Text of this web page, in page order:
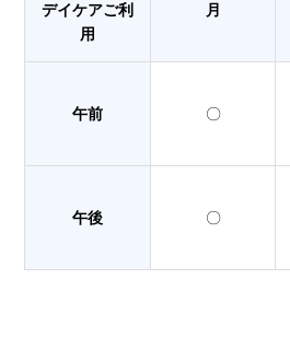
デイケアご利
用
月
午前 〇
午後 〇